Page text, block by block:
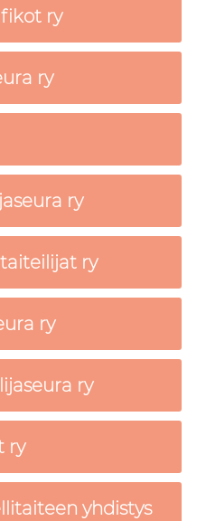
ry
ry
ry
ry
ry
ry
ry
yhdistys